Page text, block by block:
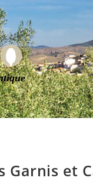
Garnis et